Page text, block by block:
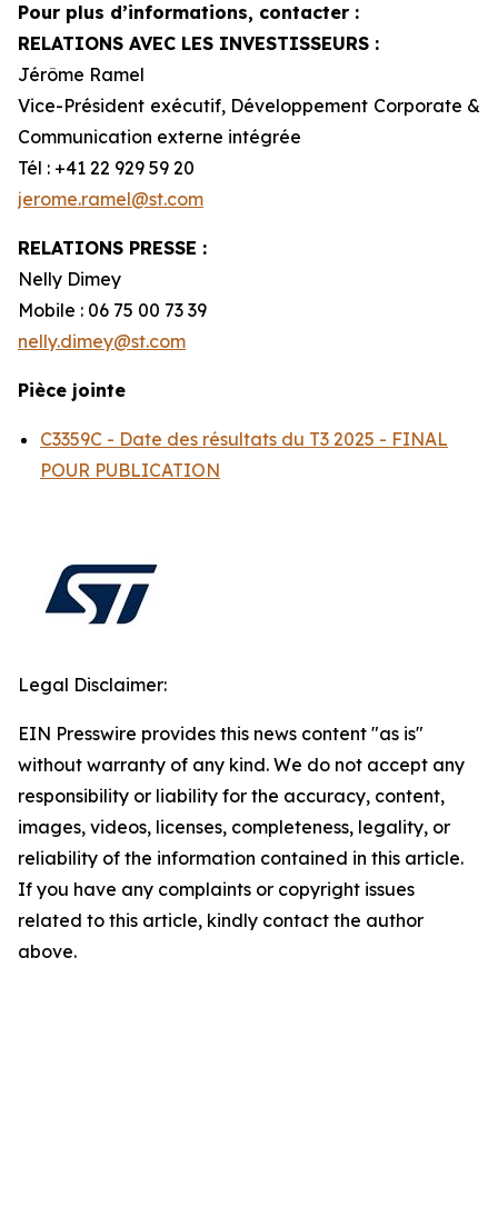
Pour plus d’informations, contacter :
RELATIONS AVEC LES INVESTISSEURS :
Jérôme Ramel
Vice-Président exécutif, Développement Corporate &
Communication externe intégrée
Tél : +41 22 929 59 20
jerome.ramel@st.com
RELATIONS PRESSE :
Nelly Dimey
Mobile : 06 75 00 73 39
nelly.dimey@st.com
Pièce jointe
C3359C - Date des résultats du T3 2025 - FINAL
POUR PUBLICATION
Legal Disclaimer:
EIN Presswire provides this news content "as is"
without warranty of any kind. We do not accept any
responsibility or liability for the accuracy, content,
images, videos, licenses, completeness, legality, or
reliability of the information contained in this article.
If you have any complaints or copyright issues
related to this article, kindly contact the author
above.